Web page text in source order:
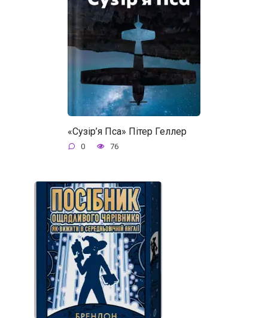
«Сузір’я Пса» Пітер Геллер
0 76